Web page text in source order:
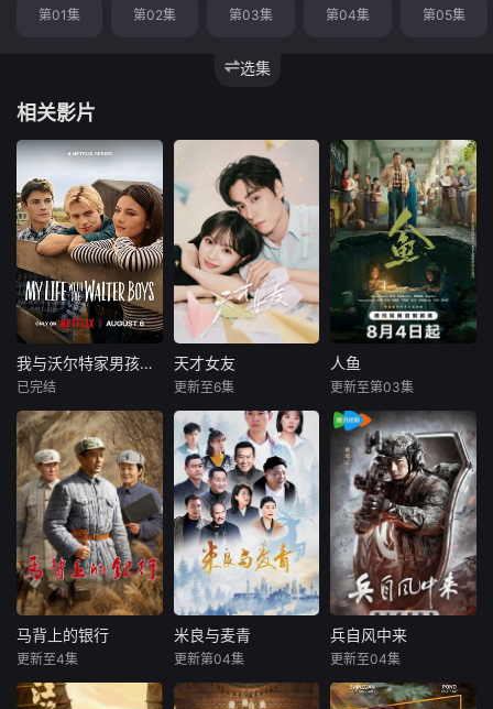
选集
第01集 第02集 第03集 第04集 第05集
相关影片
我与沃尔特家男孩的生活第三季
诺亚·拉朗德
阿什比·金特里
在第二季到来之
前，Netflix已经续
订了《我和沃尔特
男孩的生活》第三
季。
我与沃尔特家男孩的生活第三季
已完结
天才女友
厉嘉琪
天才少女林知夏性
格直接、不善交
际，从小没有好
友。考入省一中
后，她因解题比拼
与性格阳光的学霸
江逾白相识并成为
同桌。作为社交达
人的江逾白帮林知
夏融入集体交到汤
负暄、金百慧等朋
天才女友
更新至6集
人鱼
黄杨钿甜
就读于职业中学培
训部的花季女生苏
琳（黄杨钿甜
饰），虽自小被父
母忽视，在艰苦环
境中长大，但她始
终刻苦学习，憧憬
未来。为此，苏琳
苦练口语并争取到
了英文朗诵剧中小
不想遭到同学马娜
人鱼
更新至第03集
马背上的银行
姬晓飞
马背上的银行
更新至4集
米良与麦青
赵波
米良与麦青
更新第04集
兵自风中来
丁勇岱
兵自风中来
更新至04集